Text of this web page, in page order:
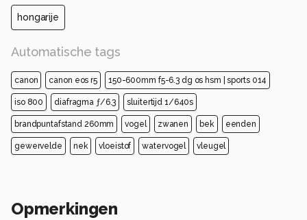
hongarije
Automatische tags
canon canon eos r5 150-600mm f5-6.3 dg os hsm | sports 014
iso 800 diafragma ƒ/6.3 sluitertijd 1/640s
brandpuntafstand 260mm vogel zwanen bek eenden
gewervelde nek vloeistof watervogel vleugel
Opmerkingen